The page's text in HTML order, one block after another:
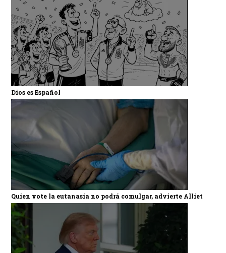
Dios es Español
Quien vote la eutanasia no podrá comulgar, advierte Alliet